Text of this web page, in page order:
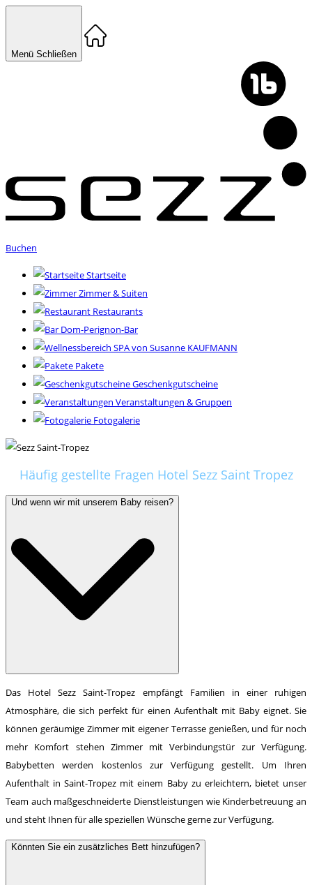
Menü Schließen
Buchen
Startseite
Zimmer & Suiten
Restaurants
Dom-Perignon-Bar
SPA von Susanne KAUFMANN
Pakete
Geschenkgutscheine
Veranstaltungen & Gruppen
Fotogalerie
Häufig gestellte Fragen Hotel Sezz Saint Tropez
Und wenn wir mit unserem Baby reisen?
Das Hotel Sezz Saint-Tropez empfängt Familien in einer ruhigen
Atmosphäre, die sich perfekt für einen Aufenthalt mit Baby eignet. Sie
können geräumige Zimmer mit eigener Terrasse genießen, und für noch
mehr Komfort stehen Zimmer mit Verbindungstür zur Verfügung.
Babybetten werden kostenlos zur Verfügung gestellt. Um Ihren
Aufenthalt in Saint-Tropez mit einem Baby zu erleichtern, bietet unser
Team auch maßgeschneiderte Dienstleistungen wie Kinderbetreuung an
und steht Ihnen für alle speziellen Wünsche gerne zur Verfügung.
Könnten Sie ein zusätzliches Bett hinzufügen?